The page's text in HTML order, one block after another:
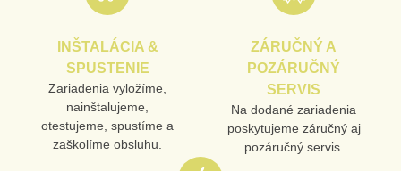
INŠTALÁCIA &
SPUSTENIE
Zariadenia vyložíme,
nainštalujeme,
otestujeme, spustíme a
zaškolíme obsluhu.
ZÁRUČNÝ A
POZÁRUČNÝ
SERVIS
Na dodané zariadenia
poskytujeme záručný aj
pozáručný servis.